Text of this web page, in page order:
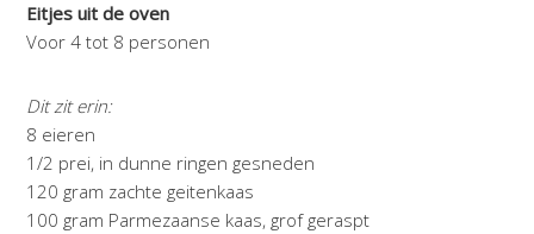
Eitjes uit de oven
Voor 4 tot 8 personen
Dit zit erin:
8 eieren
1/2 prei, in dunne ringen gesneden
120 gram zachte geitenkaas
100 gram Parmezaanse kaas, grof geraspt